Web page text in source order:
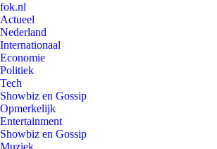
fok.nl
Actueel
Nederland
Internationaal
Economie
Politiek
Tech
Showbiz en Gossip
Opmerkelijk
Entertainment
Showbiz en Gossip
Muziek